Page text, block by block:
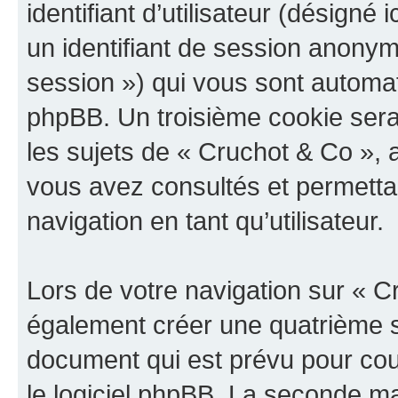
identifiant d’utilisateur (désigné
un identifiant de session
session ») qui vous sont
phpBB. Un troisième cookie
les sujets de « Cruchot & Co »,
vous avez consultés et
navigation en tant qu’utilisateur.
Lors de votre navigation sur «
également créer une
document qui est prévu pour